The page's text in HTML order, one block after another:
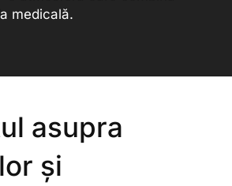
medicală.
asupra
și